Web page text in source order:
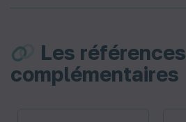
Les références
complémentaires